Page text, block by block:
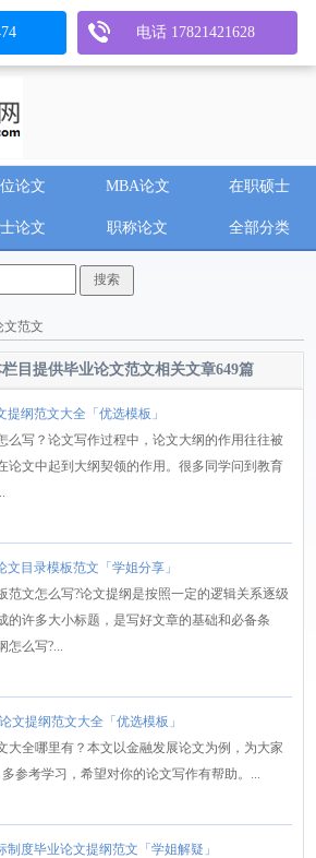
论文 MBA论文 在职硕士
论文 职称论文 全部分类
文范文
目提供毕业论文范文相关文章649篇
提纲范文大全「优选模板」
么写？论文写作过程中，论文大纲的作用往往被
论文中起到大纲契领的作用。很多同学问到教育
文目录模板范文「学姐分享」
范文怎么写?论文提纲是按照一定的逻辑关系逐级
的许多大小标题，是写好文章的基础和必备条
么写?...
文提纲范文大全「优选模板」
大全哪里有？本文以金融发展论文为例，为大家
参考学习，希望对你的论文写作有帮助。...
制度毕业论文提纲范文「学姐解疑」
电话 17821421628